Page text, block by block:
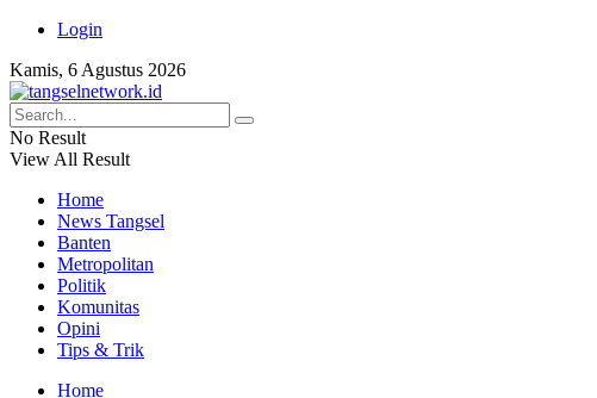
Login
Kamis, 6 Agustus 2026
No Result
View All Result
Home
News Tangsel
Banten
Metropolitan
Politik
Komunitas
Opini
Tips & Trik
Home